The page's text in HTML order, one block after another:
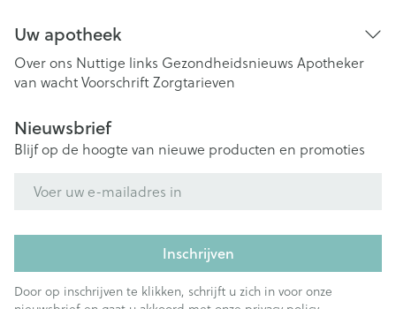
Uw apotheek
Over ons Nuttige links Gezondheidsnieuws Apotheker
van wachtVoorschriftZorgtarieven
Nieuwsbrief
Blijf op de hoogte van nieuwe producten en promoties
Inschrijven
Door op inschrijven te klikken, schrijft u zich in voor onze